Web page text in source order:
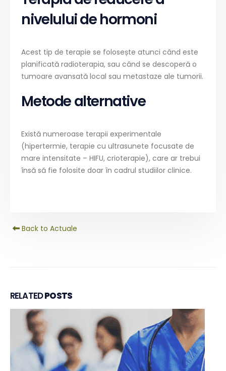
nivelului de hormoni
Acest tip de terapie se folosește atunci când este
planificată radioterapia, sau când se descoperă o
tumoare avansată local sau metastaze ale tumorii.
Metode alternative
Există numeroase terapii experimentale
(hipertermie, terapie cu ultrasunete focusate de
mare intensitate – HIFU, crioterapie), care ar trebui
însă să fie folosite doar în cadrul studiilor clinice.
Back to Actuale
RELATEDPOSTS